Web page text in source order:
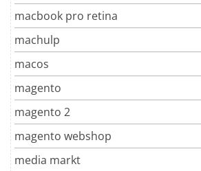
macbook pro retina
machulp
macos
magento
magento 2
magento webshop
media markt